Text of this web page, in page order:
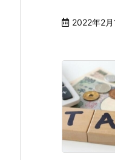
2022年2月